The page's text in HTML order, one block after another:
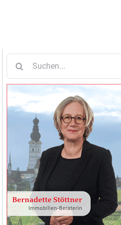
nach: